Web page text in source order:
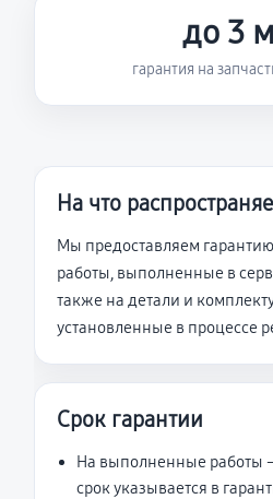
до 3
гарантия на
На что
Мы предоставляем
работы, выполненные в
также на детали и
установленные в процессе
Срок гарантии
На выполненные работы
срок указывается в